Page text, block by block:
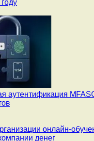
аутентификация
онлайн-
денег